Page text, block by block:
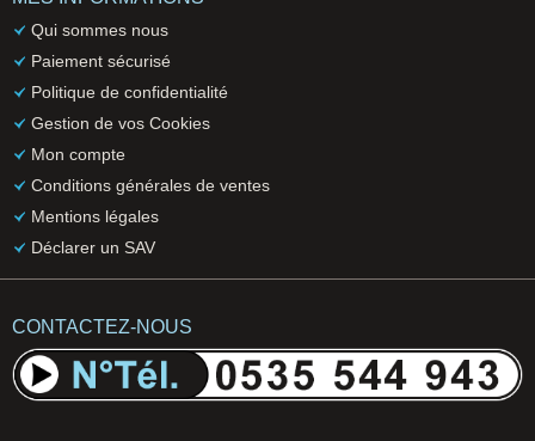
Qui sommes nous
Paiement sécurisé
Politique de confidentialité
Gestion de vos Cookies
Mon compte
Conditions générales de ventes
Mentions légales
Déclarer un SAV
CONTACTEZ-NOUS